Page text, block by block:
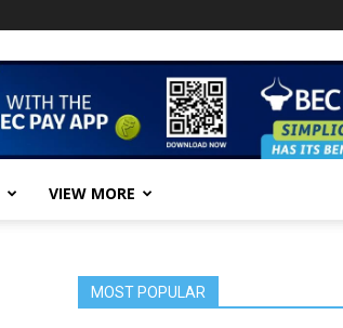
VIEW MORE
MOST POPULAR